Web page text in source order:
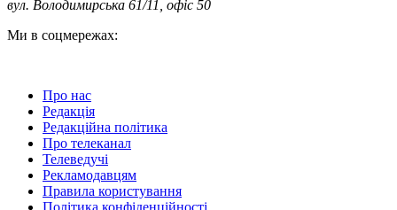
вул. Володимирська 61/11, офіс 50
Ми в соцмережах:
Про нас
Редакція
Редакційна політика
Про телеканал
Телеведучі
Рекламодавцям
Правила користування
Політика конфіденційності